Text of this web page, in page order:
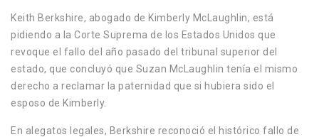
Keith Berkshire, abogado de Kimberly McLaughlin, está
pidiendo a la Corte Suprema de los Estados Unidos que
revoque el fallo del año pasado del tribunal superior del
estado, que concluyó que Suzan McLaughlin tenía el mismo
derecho a reclamar la paternidad que si hubiera sido el
esposo de Kimberly.
En alegatos legales, Berkshire reconoció el histórico fallo de